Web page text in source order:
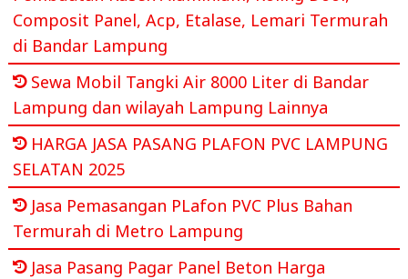
Composit Panel, Acp, Etalase, Lemari Termurah
di Bandar Lampung
Sewa Mobil Tangki Air 8000 Liter di Bandar
Lampung dan wilayah Lampung Lainnya
HARGA JASA PASANG PLAFON PVC LAMPUNG
SELATAN 2025
Jasa Pemasangan PLafon PVC Plus Bahan
Termurah di Metro Lampung
Jasa Pasang Pagar Panel Beton Harga